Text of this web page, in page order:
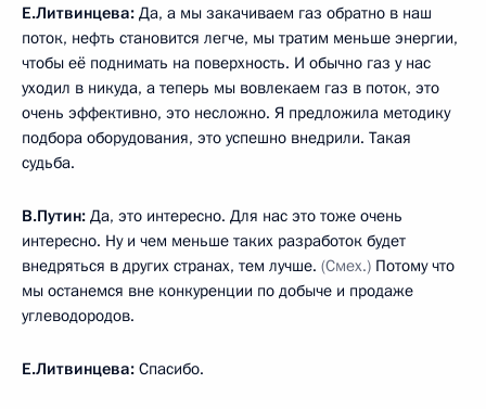
Е.Литвинцева: Да, а мы закачиваем газ обратно в наш
поток, нефть становится легче, мы тратим меньше энергии,
чтобы её поднимать на поверхность. И обычно газ у нас
уходил в никуда, а теперь мы вовлекаем газ в поток, это
очень эффективно, это несложно. Я предложила методику
подбора оборудования, это успешно внедрили. Такая
судьба.
В.Путин: Да, это интересно. Для нас это тоже очень
интересно. Ну и чем меньше таких разработок будет
внедряться в других странах, тем лучше. (Смех.) Потому что
мы останемся вне конкуренции по добыче и продаже
углеводородов.
Е.Литвинцева: Спасибо.